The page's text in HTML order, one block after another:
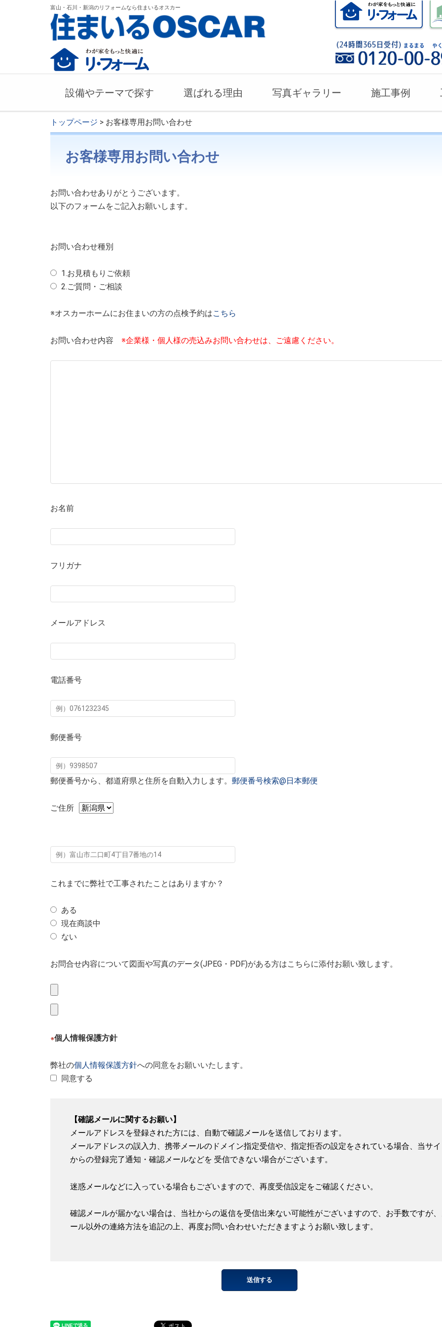
富山・石川・新潟のリフォームなら住まいるオスカー
設備やテーマで探す 選ばれる理由 写真ギャラリー 施工事例
トップページ > お客様専用お問い合わせ
お客様専用お問い合わせ
お問い合わせありがとうございます。
以下のフォームをご記入お願いします。
お問い合わせ種別
1.お見積もりご依頼
2.ご質問・ご相談
※オスカーホームにお住まいの方の点検予約はこちら
お問い合わせ内容 ※企業様・個人様の売込みお問い合わせは、ご遠慮ください。
お名前
フリガナ
メールアドレス
電話番号
郵便番号
郵便番号から、都道府県と住所を自動入力します。 郵便番号検索@日本郵便
ご住所
これまでに弊社で工事されたことはありますか？
ある
現在商談中
ない
お問合せ内容について図面や写真のデータ(JPEG・PDF)がある方はこちらに添付お願い致します。
※個人情報保護方針
弊社の個人情報保護方針への同意をお願いいたします。
同意する
【確認メールに関するお願い】
メールアドレスを登録された方には、自動で確認メールを送信しております。
メールアドレスの誤入力、携帯メールのドメイン指定受信や、指定拒否の設定をされている場合、当サ
からの登録完了通知・確認メールなどを 受信できない場合がございます。
迷惑メールなどに入っている場合もございますので、再度受信設定をご確認ください。
確認メールが届かない場合は、当社からの返信を受信出来ない可能性がございますので、お手数ですが
ール以外の連絡方法を追記の上、再度お問い合わせいただきますようお願い致します。